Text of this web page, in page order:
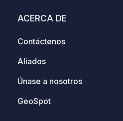
ACERCA DE
Contáctenos
Aliados
Únase a nosotros
GeoSpot